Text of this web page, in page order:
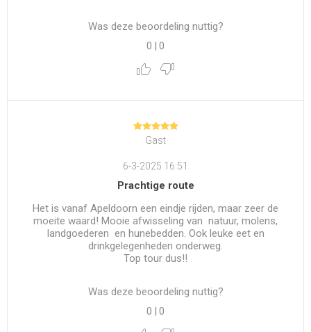
Was deze beoordeling nuttig?
0 | 0
Gast
6-3-2025 16:51
Prachtige route
Het is vanaf Apeldoorn een eindje rijden, maar zeer de
moeite waard! Mooie afwisseling van natuur, molens,
landgoederen en hunebedden. Ook leuke eet en
drinkgelegenheden onderweg.
Top tour dus!!
Was deze beoordeling nuttig?
0 | 0